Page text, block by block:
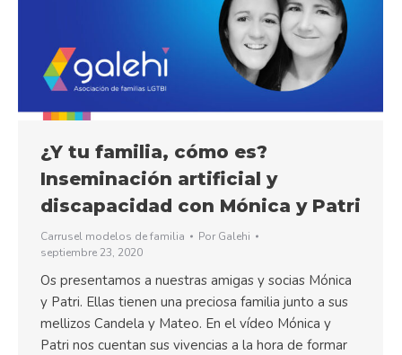
¿Y tu familia, cómo es?
Inseminación artificial y
discapacidad con Mónica y Patri
Carrusel modelos de familia Por Galehi
septiembre 23, 2020
Os presentamos a nuestras amigas y socias Mónica
y Patri. Ellas tienen una preciosa familia junto a sus
mellizos Candela y Mateo. En el vídeo Mónica y
Patri nos cuentan sus vivencias a la hora de formar